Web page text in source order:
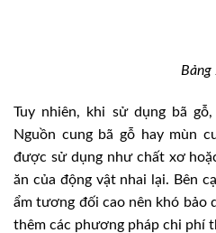
Bảng
Tuy nhiên, khi sử dụng bã
Nguồn cung bã gỗ hay mùn
được sử dụng như chất xơ
ăn của động vật nhai lại. Bên
ẩm tương đối cao nên khó bảo
thêm các phương pháp chi phí